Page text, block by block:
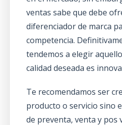
ventas sabe que debe
diferenciador de marca
competencia.
tendemos a elegir
calidad deseada es
Te recomendamos ser
producto o servicio sino
de preventa, venta y pos